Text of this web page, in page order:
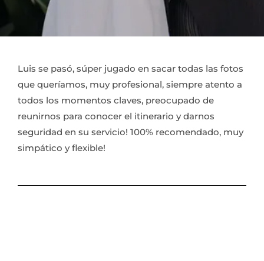
Luis se pasó, súper jugado en sacar todas las fotos
que queríamos, muy profesional, siempre atento a
todos los momentos claves, preocupado de
reunirnos para conocer el itinerario y darnos
seguridad en su servicio! 100% recomendado, muy
simpático y flexible!